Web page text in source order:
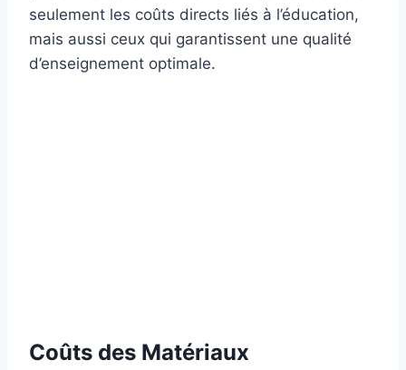
seulement les coûts directs liés à l’éducation,
mais aussi ceux qui garantissent une qualité
d’enseignement optimale.
Coûts des Matériaux